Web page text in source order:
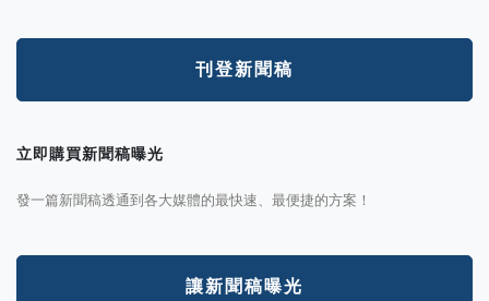
刊登新聞稿
立即購買新聞稿曝光
發一篇新聞稿透通到各大媒體的最快速、最便捷的方案！
讓新聞稿曝光